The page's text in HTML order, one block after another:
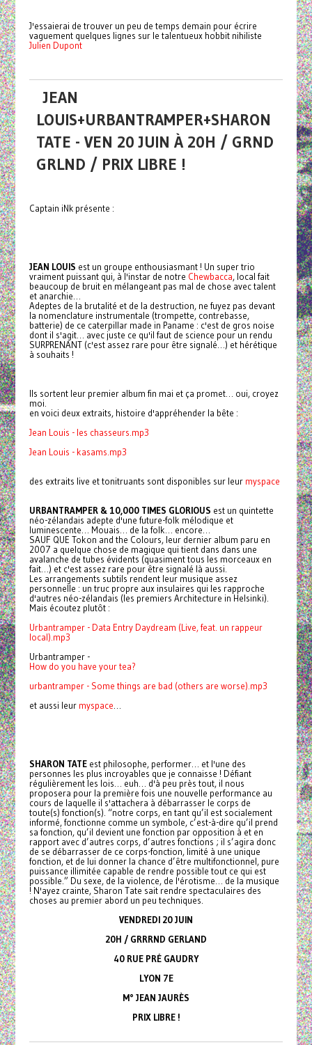
J'essaierai de trouver un peu de temps demain pour écrire
vaguement quelques lignes sur le talentueux hobbit nihiliste
Julien Dupont
JEAN
LOUIS+URBANTRAMPER+SHARON
TATE - VEN 20 JUIN À 20H / GRND
GRLND / PRIX LIBRE !
Captain iNk présente :
JEAN LOUIS est un groupe enthousiasmant ! Un super trio
vraiment puissant qui, à l'instar de notre Chewbacca, local fait
beaucoup de bruit en mélangeant pas mal de chose avec talent
et anarchie…
Adeptes de la brutalité et de la destruction, ne fuyez pas devant
la nomenclature instrumentale (trompette, contrebasse,
batterie) de ce caterpillar made in Paname : c'est de gros noise
dont il s'agit… avec juste ce qu'il faut de science pour un rendu
SURPRENANT (c'est assez rare pour être signalé…) et hérétique
à souhaits !
Ils sortent leur premier album fin mai et ça promet… oui, croyez
moi.
en voici deux extraits, histoire d'appréhender la bête :
Jean Louis - les chasseurs.mp3
Jean Louis - kasams.mp3
des extraits live et tonitruants sont disponibles sur leur myspace
URBANTRAMPER & 10,000 TIMES GLORIOUS est un quintette
néo-zélandais adepte d'une future-folk mélodique et
luminescente… Mouais… de la folk… encore…
SAUF QUE Tokon and the Colours, leur dernier album paru en
2007 a quelque chose de magique qui tient dans dans une
avalanche de tubes évidents (quasiment tous les morceaux en
fait…) et c'est assez rare pour être signalé là aussi.
Les arrangements subtils rendent leur musique assez
personnelle : un truc propre aux insulaires qui les rapproche
d'autres néo-zélandais (les premiers Architecture in Helsinki).
Mais écoutez plutôt :
Urbantramper - Data Entry Daydream (Live, feat. un rappeur
local).mp3
Urbantramper -
How do you have your tea?
urbantramper - Some things are bad (others are worse).mp3
et aussi leur myspace
SHARON TATEest philosophe, performer… et l'une des
personnes les plus incroyables que je connaisse ! Défiant
régulièrement les lois… euh… d'à peu près tout, il nous
proposera pour la première fois une nouvelle performance au
cours de laquelle il s'attachera à débarrasser le corps de
toute(s) fonction(s). “notre corps, en tant qu’il est socialement
informé, fonctionne comme un symbole, c’est-à-dire qu’il prend
sa fonction, qu’il devient une fonction par opposition à et en
rapport avec d’autres corps, d’autres fonctions ; il s’agira donc
de se débarrasser de ce corps-fonction, limité à une unique
fonction, et de lui donner la chance d’être multifonctionnel, pure
puissance illimitée capable de rendre possible tout ce qui est
possible.” Du sexe, de la violence, de l'érotisme… de la musique
! N'ayez crainte, Sharon Tate sait rendre spectaculaires des
choses au premier abord un peu techniques.
VENDREDI 20 JUIN
20H / GRRRND GERLAND
40 RUE PRÉ GAUDRY
LYON 7E
M° JEAN JAURÈS
PRIX LIBRE !